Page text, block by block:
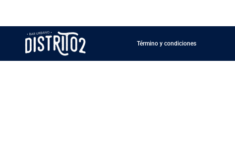
Término y condiciones